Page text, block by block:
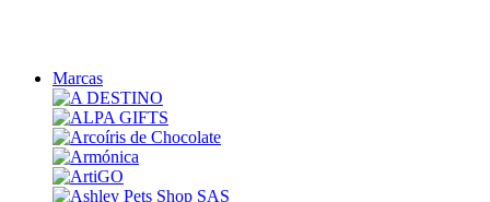
Marcas